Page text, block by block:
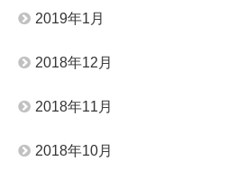
2019年1月
2018年12月
2018年11月
2018年10月